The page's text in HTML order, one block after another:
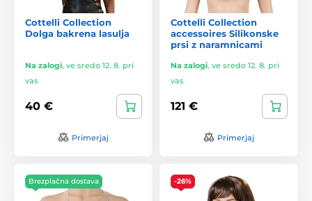
Cottelli Collection
Dolga bakrena lasulja
Na zalogi, ve sredo 12. 8. pri
vas
40 €
Primerjaj
Cottelli Collection
accessoires Silikonske
prsi z naramnicami
Na zalogi, ve sredo 12. 8. pri
vas
121 €
Primerjaj
Brezplačna dostava -26%